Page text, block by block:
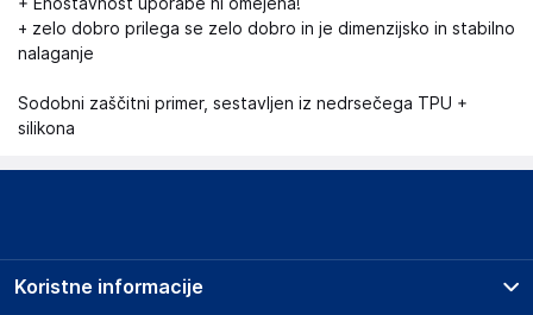
+ zelo dobro prilega se zelo dobro in je dimenzijsko in stabilno
nalaganje
Sodobni zaščitni primer, sestavljen iz nedrsečega TPU +
silikona
Koristne informacije